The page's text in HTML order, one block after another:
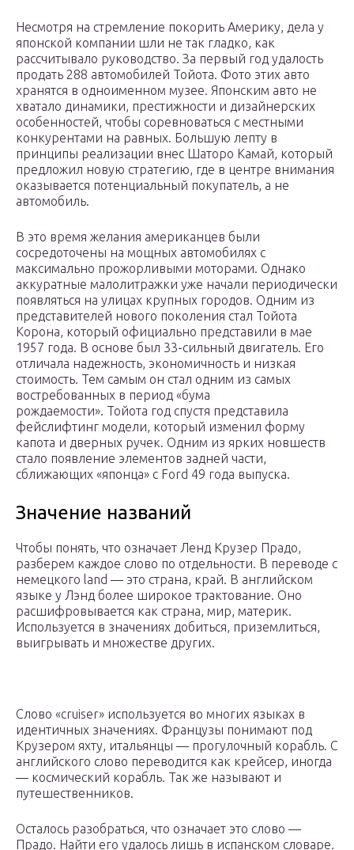
Несмотря на стремление покорить Америку, дела у
японской компании шли не так гладко, как
рассчитывало руководство. За первый год удалость
продать 288 автомобилей Тойота. Фото этих авто
хранятся в одноименном музее. Японским авто не
хватало динамики, престижности и дизайнерских
особенностей, чтобы соревноваться с местными
конкурентами на равных. Большую лепту в
принципы реализации внес Шаторо Камай, который
предложил новую стратегию, где в центре внимания
оказывается потенциальный покупатель, а не
автомобиль.
В это время желания американцев были
сосредоточены на мощных автомобилях с
максимально прожорливыми моторами. Однако
аккуратные малолитражки уже начали периодически
появляться на улицах крупных городов. Одним из
представителей нового поколения стал Тойота
Корона, который официально представили в мае
1957 года. В основе был 33-сильный двигатель. Его
отличала надежность, экономичность и низкая
стоимость. Тем самым он стал одним из самых
востребованных в период «бума
рождаемости». Тойота год спустя представила
фейслифтинг модели, который изменил форму
капота и дверных ручек. Одним из ярких новшеств
стало появление элементов задней части,
сближающих «японца» с Ford 49 года выпуска.
Значение названий
Чтобы понять, что означает Ленд Крузер Прадо,
разберем каждое слово по отдельности. В переводе с
немецкого land — это страна, край. В английском
языке у Лэнд более широкое трактование. Оно
расшифровывается как страна, мир, материк.
Используется в значениях добиться, приземлиться,
выигрывать и множестве других.
Слово «cruiser» используется во многих языках в
идентичных значениях. Французы понимают под
Крузером яхту, итальянцы — прогулочный корабль. С
английского слово переводится как крейсер, иногда
— космический корабль. Так же называют и
путешественников.
Осталось разобраться, что означает это слово —
Прадо. Найти его удалось лишь в испанском словаре.